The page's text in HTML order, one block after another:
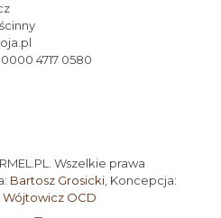
0000 4717 0580
Wszelkie prawa
Bartosz Grosicki, Koncepcja:
Wójtowicz OCD